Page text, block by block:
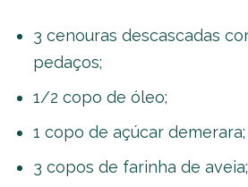
3 cenouras descascadas
pedaços;
1/2 copo de óleo;
1 copo de açúcar demerara;
3 copos de farinha de aveia;